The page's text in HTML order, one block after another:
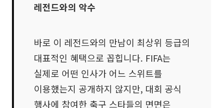
레전드와의 악수
바로 이 레전드와의 만남이 최상위 등급의
대표적인 혜택으로 꼽힙니다. FIFA는
실제로 어떤 인사가 어느 스위트를
이용했는지 공개하지 않지만, 대회 공식
행사에 참여한 축구 스타들의 면면은